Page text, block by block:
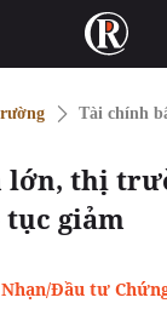
Tài chính
lớn, thị
giảm
Đầu tư